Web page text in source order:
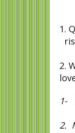
1.
2.
1-
2.